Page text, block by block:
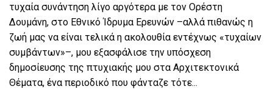
τυχαία συνάντηση λίγο αργότερα με τον Ορέστη
Δουμάνη, στο Εθνικό Ίδρυμα Ερευνών –αλλά πιθανώς η
ζωή μας να είναι τελικά η ακολουθία εντέχνως «τυχαίων
συμβάντων»–, μου εξασφάλισε την υπόσχεση
δημοσίευσης της πτυχιακής μου στα Αρχιτεκτονικά
Θέματα, ένα περιοδικό που φάνταζε τότε...